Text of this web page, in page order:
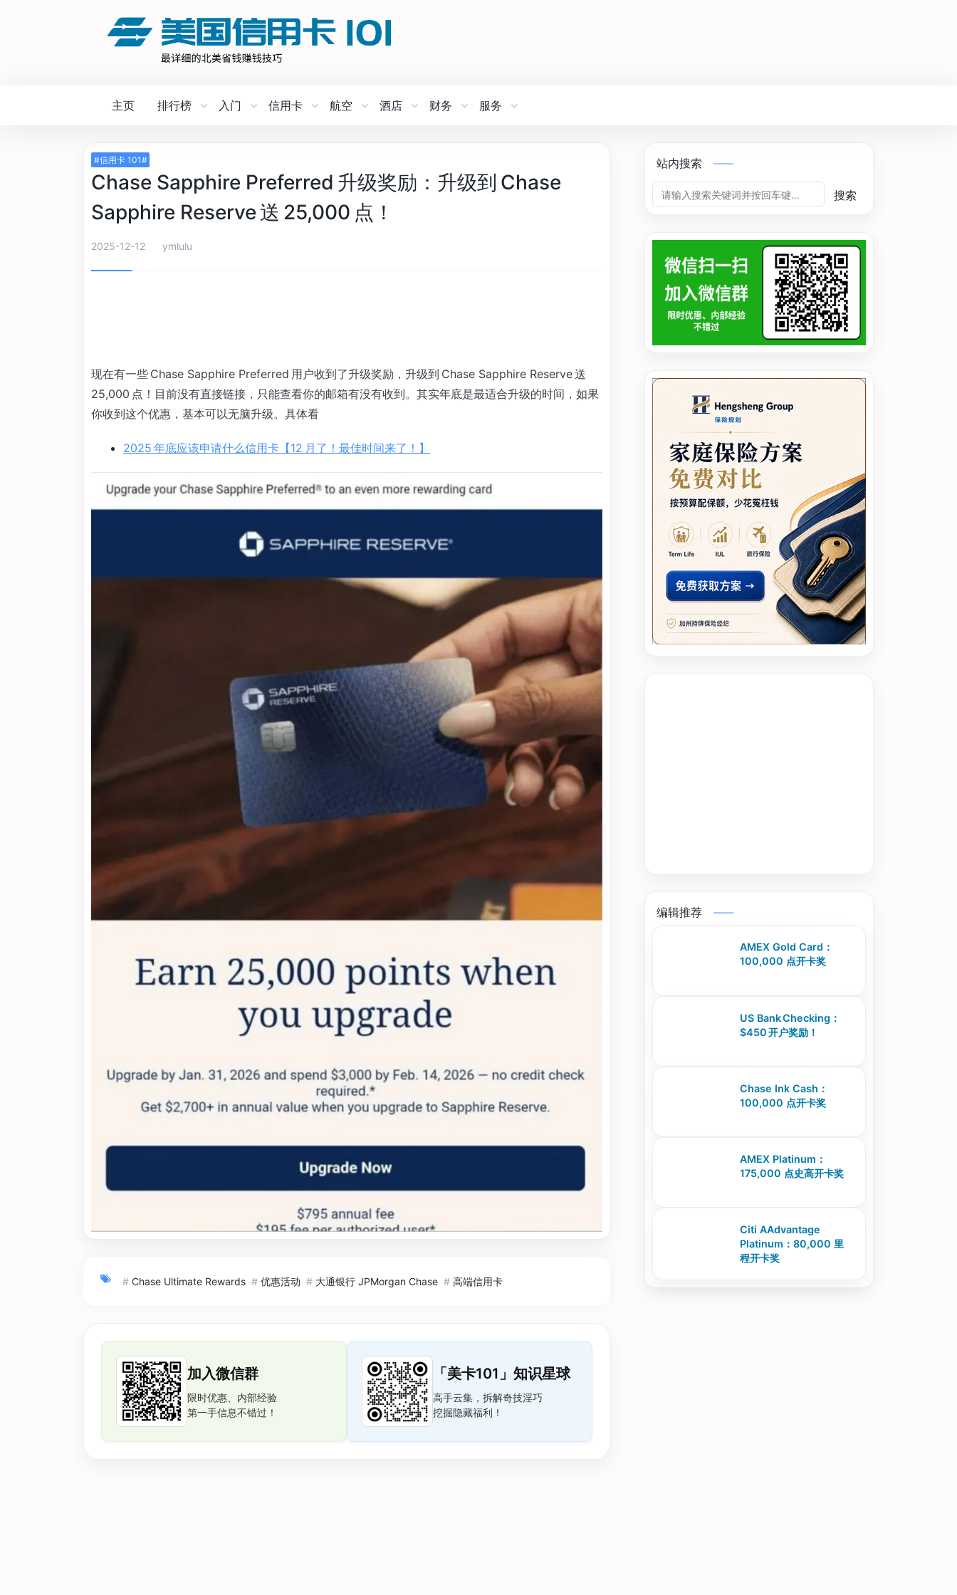
主页 排行榜 入门 信用卡 航空 酒店 财务 服务
#信用卡 101#
Chase Sapphire Preferred 升级奖励：升级到 Chase
Sapphire Reserve 送 25,000 点！
2025-12-12 ymlulu
现在有一些 Chase Sapphire Preferred 用户收到了升级奖励，升级到 Chase Sapphire Reserve 送
25,000 点！目前没有直接链接，只能查看你的邮箱有没有收到。其实年底是最适合升级的时间，如果
你收到这个优惠，基本可以无脑升级。具体看
2025 年底应该申请什么信用卡【12 月了！最佳时间来了！】
# Chase Ultimate Rewards # 优惠活动 # 大通银行 JPMorgan Chase # 高端信用卡
加入微信群
限时优惠、内部经验
第一手信息不错过！
「美卡101」知识星球
高手云集，拆解奇技淫巧
挖掘隐藏福利！
站内搜索
搜索
编辑推荐
AMEX Gold Card：
100,000 点开卡奖
US Bank Checking：
$450 开户奖励！
Chase Ink Cash：
100,000 点开卡奖
AMEX Platinum：
175,000 点史高开卡奖
Citi AAdvantage
Platinum：80,000 里
程开卡奖